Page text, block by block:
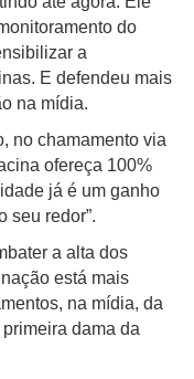
do
a
E defendeu mais
na mídia.
no chamamento via
ofereça 100%
já é um ganho
seu redor”.
a alta dos
está mais
na mídia, da
dama da